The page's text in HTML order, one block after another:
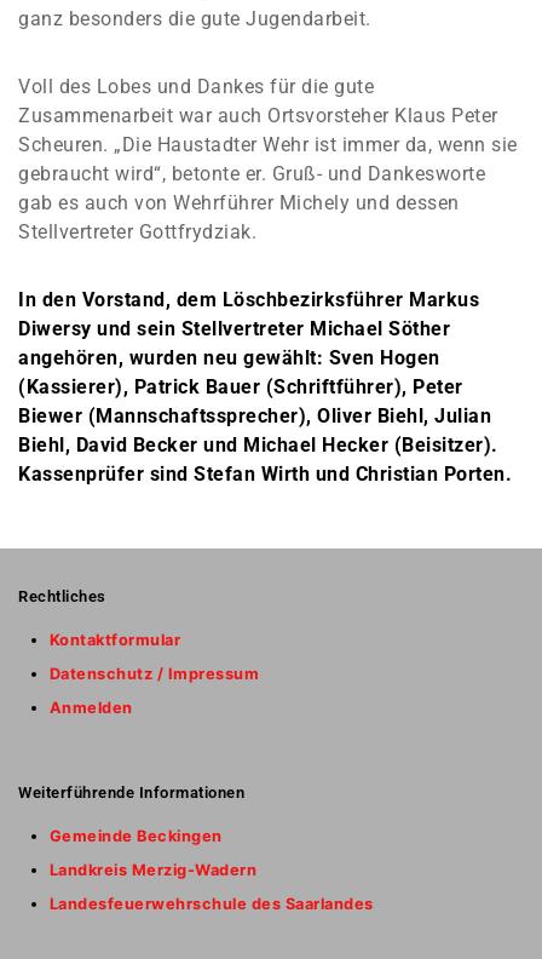
ganz besonders die gute Jugendarbeit.
Voll des Lobes und Dankes für die gute
Zusammenarbeit war auch Ortsvorsteher Klaus Peter
Scheuren. „Die Haustadter Wehr ist immer da, wenn sie
gebraucht wird“, betonte er. Gruß- und Dankesworte
gab es auch von Wehrführer Michely und dessen
Stellvertreter Gottfrydziak.
In den Vorstand, dem Löschbezirksführer Markus
Diwersy und sein Stellvertreter Michael Söther
angehören, wurden neu gewählt: Sven Hogen
(Kassierer), Patrick Bauer (Schriftführer), Peter
Biewer (Mannschaftssprecher), Oliver Biehl, Julian
Biehl, David Becker und Michael Hecker (Beisitzer).
Kassenprüfer sind Stefan Wirth und Christian Porten.
Rechtliches
Kontaktformular
Datenschutz / Impressum
Anmelden
Weiterführende Informationen
Gemeinde Beckingen
Landkreis Merzig-Wadern
Landesfeuerwehrschule des Saarlandes